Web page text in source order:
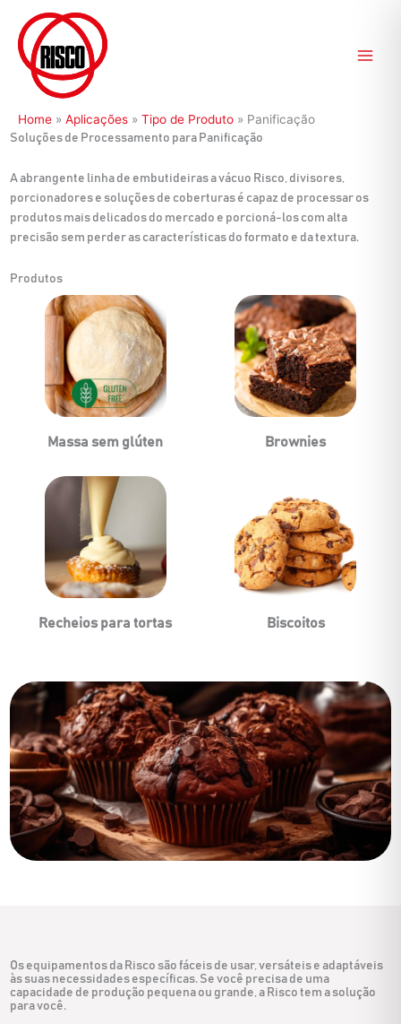
para
conteúdo
Home » Aplicações » Tipo de Produto » Panificação
Soluções de Processamento para Panificação
A abrangente linha de embutideiras a vácuo Risco, divisores,
porcionadores e soluções de coberturas é capaz de processar os
produtos mais delicados do mercado e porcioná-los com alta
precisão sem perder as características do formato e da textura.
Produtos
Massa sem glúten Brownies
Recheios para tortas Biscoitos
Os equipamentos da Risco são fáceis de usar, versáteis e adaptáveis
às suas necessidades específicas. Se você precisa de uma
capacidade de produção pequena ou grande, a Risco tem a solução
para você.